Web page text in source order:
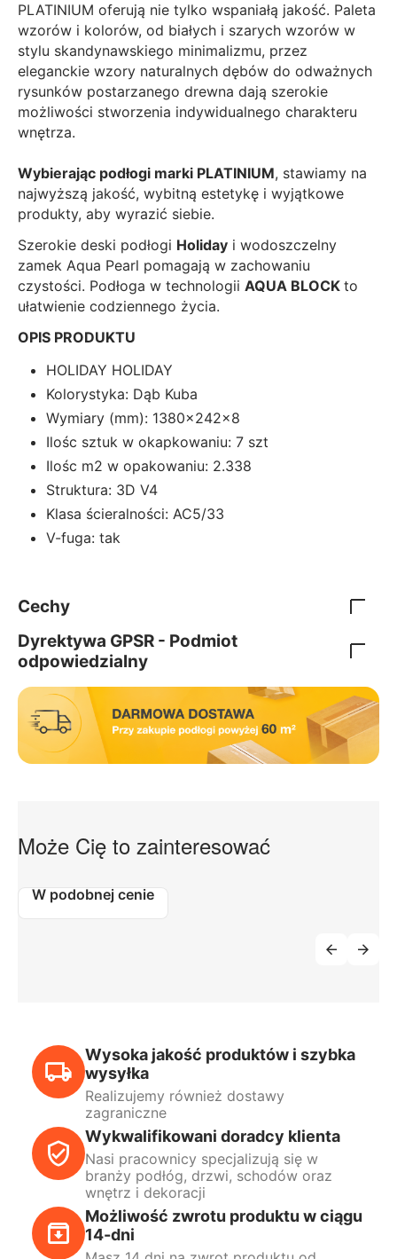
PLATINIUM oferują nie tylko wspaniałą jakość. Paleta
wzorów i kolorów, od białych i szarych wzorów w
stylu skandynawskiego minimalizmu, przez
eleganckie wzory naturalnych dębów do odważnych
rysunków postarzanego drewna dają szerokie
możliwości stworzenia indywidualnego charakteru
wnętrza.
Wybierając podłogi marki PLATINIUM, stawiamy na
najwyższą jakość, wybitną estetykę i wyjątkowe
produkty, aby wyrazić siebie.
Szerokie deski podłogi Holiday i wodoszczelny
zamek Aqua Pearl pomagają w zachowaniu
czystości. Podłoga w technologii AQUA BLOCK to
ułatwienie codziennego życia.
OPIS PRODUKTU
HOLIDAY HOLIDAY
Kolorystyka: Dąb Kuba
Wymiary (mm): 1380x242x8
Ilośc sztuk w okapkowaniu: 7 szt
Ilośc m2 w opakowaniu: 2.338
Struktura: 3D V4
Klasa ścieralności: AC5/33
V-fuga: tak
Cechy
Dyrektywa GPSR - Podmiot
odpowiedzialny
Może Cię to zainteresować
W podobnej cenie
Wysoka jakość produktów i szybka
wysyłka
Realizujemy również dostawy
zagraniczne
Wykwalifikowani doradcy klienta
Nasi pracownicy specjalizują się w
branży podłóg, drzwi, schodów oraz
wnętrz i dekoracji
Możliwość zwrotu produktu w ciągu
14-dni